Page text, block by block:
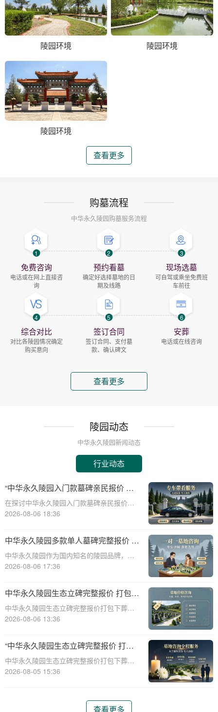
陵园环境 陵园环境
陵园环境
查看更多
购墓流程
中华永久陵园购墓服务流程
1
免费咨询
电话或在网上直接咨
询
2
预约看墓
确定好选择墓地的日
期及线路
3
现场选墓
可自驾或乘坐免费班
车前往
4
综合对比
对比各陵园情况确定
购买意向
5
签订合同
签订合同、支付墓
款、确认碑文
6
安葬
电话或在线咨询
查看更多
陵园动态
中华永久陵园新闻动态
行业动态
“中华永久陵园入门款墓碑亲民报价 一
次性付清享折上折：超值优惠与便捷选
择的完美结合”
在探讨中华永久陵园入门款墓碑亲民报价这
一主题时，我们首先需要理解墓碑选择的重
对逝者的纪念，也是对生者情感的寄托。因
此，选择一款既符合预算又具有纪念意义的
墓碑显得尤
2026-08-06 18:36
中华永久陵园多款单人墓碑完整报价 淡
季下单直降数千元详解
中华永久陵园作为国内知名的陵园品牌，提
供多种单人墓碑选择，满足不同客户的需
墓碑的完整报价，并解释淡季下单直降数千
元的优惠政策，帮助消费者做出明智的选
择。☎ 中华永
2026-08-06 17:36
中华永久陵园生态立碑完整报价 打包下
葬服务同步享折扣详解
中华永久陵园生态立碑完整报价打包下葬服
务同步享折扣详解☎ 中华永久陵园电话:400-
的规划越来越重视。中华永久陵园作为国内
知名的陵园品牌，提供了一系列生
2026-08-06 13:36
“中华永久陵园生态立碑完整报价 打包
下葬服务同步享折扣：全方位福利解析
与专属优惠”
中华永久陵园生态立碑完整报价打包下葬服
务同步享折扣：全方位福利解析与专属优惠
式有了更多的选择。中华永久陵园作
2026-08-05 15:36
查看更多